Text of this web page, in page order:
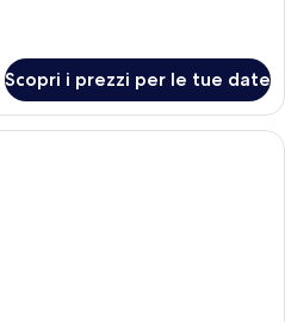
Scopri i prezzi per le tue date